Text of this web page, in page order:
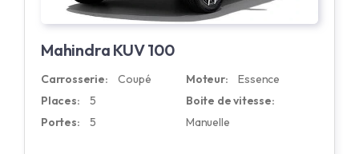
Mahindra KUV 100
Carrosserie:
Coupé
Places:
5
Portes:
5
Moteur:
Essence
Boite de vitesse:
Manuelle